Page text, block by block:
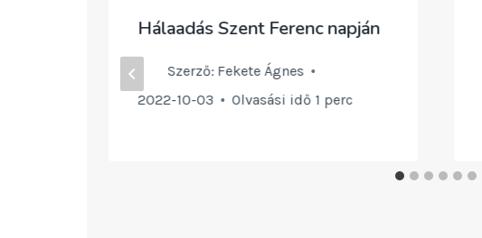
Hálaadás Szent Ferenc napján
Szerző: Fekete Ágnes
2022-10-03
Olvasási idő 1 perc